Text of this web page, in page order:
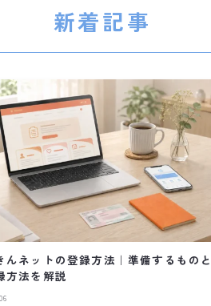
新着記事
んネットの登録方法｜準備するもの
方法を解説